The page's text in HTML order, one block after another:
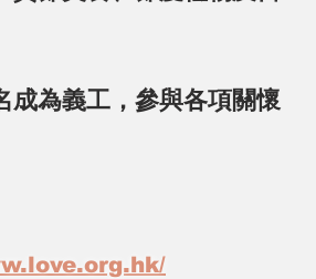
成為義工，參與各項關懷